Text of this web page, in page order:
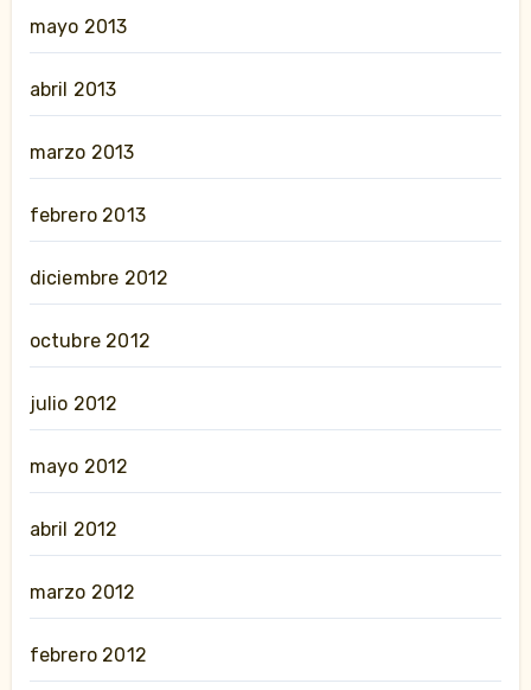
mayo 2013
abril 2013
marzo 2013
febrero 2013
diciembre 2012
octubre 2012
julio 2012
mayo 2012
abril 2012
marzo 2012
febrero 2012